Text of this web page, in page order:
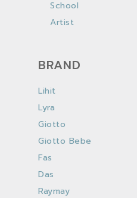
School
Artist
BRAND
Lihit
Lyra
Giotto
Giotto Bebe
Fas
Das
Raymay